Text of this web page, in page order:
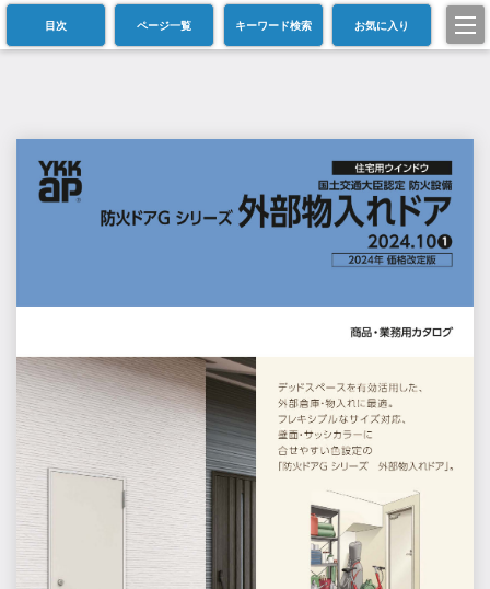
目次 ページ一覧 キーワード検索 お気に入り